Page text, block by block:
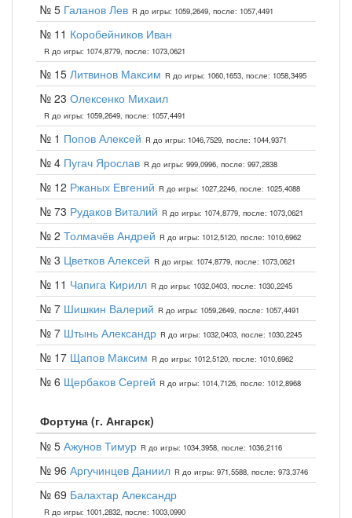
№ 5 Галанов Лев R до игры: 1059,2649, после: 1057,4491
№ 11 Коробейников Иван
R до игры: 1074,8779, после: 1073,0621
№ 15 Литвинов Максим R до игры: 1060,1653, после: 1058,3495
№ 23 Олексенко Михаил
R до игры: 1059,2649, после: 1057,4491
№ 1 Попов Алексей R до игры: 1046,7529, после: 1044,9371
№ 4 Пугач Ярослав R до игры: 999,0996, после: 997,2838
№ 12 Ржаных Евгений R до игры: 1027,2246, после: 1025,4088
№ 73 Рудаков Виталий R до игры: 1074,8779, после: 1073,0621
№ 2 Толмачёв Андрей R до игры: 1012,5120, после: 1010,6962
№ 3 Цветков Алексей R до игры: 1074,8779, после: 1073,0621
№ 11 Чапига Кирилл R до игры: 1032,0403, после: 1030,2245
№ 7 Шишкин Валерий R до игры: 1059,2649, после: 1057,4491
№ 7 Штынь Александр R до игры: 1032,0403, после: 1030,2245
№ 17 Щапов Максим R до игры: 1012,5120, после: 1010,6962
№ 6 Щербаков Сергей R до игры: 1014,7126, после: 1012,8968
Фортуна (г. Ангарск)
№ 5 Ажунов Тимур R до игры: 1034,3958, после: 1036,2116
№ 96 Аргучинцев Даниил R до игры: 971,5588, после: 973,3746
№ 69 Балахтар Александр
R до игры: 1001,2832, после: 1003,0990